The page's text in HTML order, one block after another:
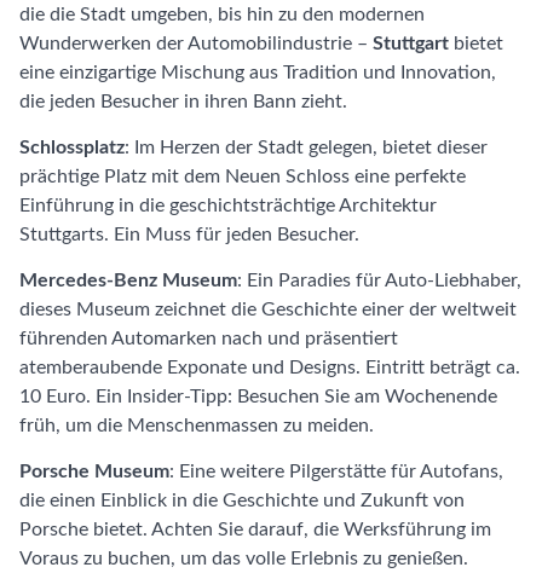
die die Stadt umgeben, bis hin zu den modernen
Wunderwerken der Automobilindustrie – Stuttgart bietet
eine einzigartige Mischung aus Tradition und Innovation,
die jeden Besucher in ihren Bann zieht.
Schlossplatz: Im Herzen der Stadt gelegen, bietet dieser
prächtige Platz mit dem Neuen Schloss eine perfekte
Einführung in die geschichtsträchtige Architektur
Stuttgarts. Ein Muss für jeden Besucher.
Mercedes-Benz Museum: Ein Paradies für Auto-Liebhaber,
dieses Museum zeichnet die Geschichte einer der weltweit
führenden Automarken nach und präsentiert
atemberaubende Exponate und Designs. Eintritt beträgt ca.
10 Euro. Ein Insider-Tipp: Besuchen Sie am Wochenende
früh, um die Menschenmassen zu meiden.
Porsche Museum: Eine weitere Pilgerstätte für Autofans,
die einen Einblick in die Geschichte und Zukunft von
Porsche bietet. Achten Sie darauf, die Werksführung im
Voraus zu buchen, um das volle Erlebnis zu genießen.